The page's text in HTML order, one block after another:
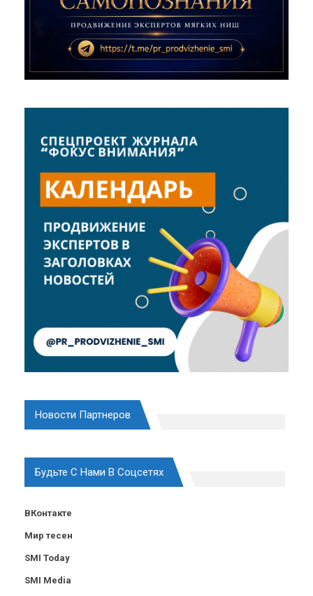
Новости Партнеров
Будьте С Нами В Соцсетях
ВКонтакте
Мир тесен
SMI Today
SMI Media